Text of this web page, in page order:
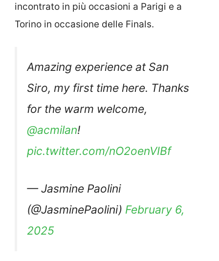
incontrato in più occasioni a Parigi e a
Torino in occasione delle Finals.
Amazing experience at San
Siro, my first time here. Thanks
for the warm welcome,
@acmilan!
pic.twitter.com/nO2oenVIBf
— Jasmine Paolini
(@JasminePaolini) February 6,
2025